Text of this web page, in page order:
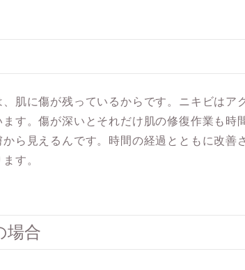
肌に傷が残っているからです。ニキビはア
す。傷が深いとそれだけ肌の修復作業も時
ら見えるんです。時間の経過とともに改善
す。
場合